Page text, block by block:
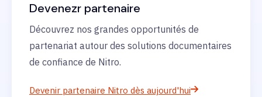
Devenezr partenaire
Découvrez nos grandes opportunités de
partenariat autour des solutions documentaires
de confiance de Nitro.
Devenir partenaire Nitro dès aujourd'hui